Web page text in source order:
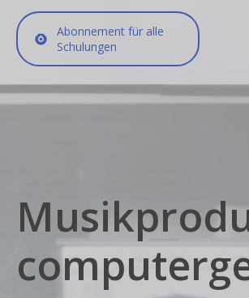
Abonnement für alle
Schulungen